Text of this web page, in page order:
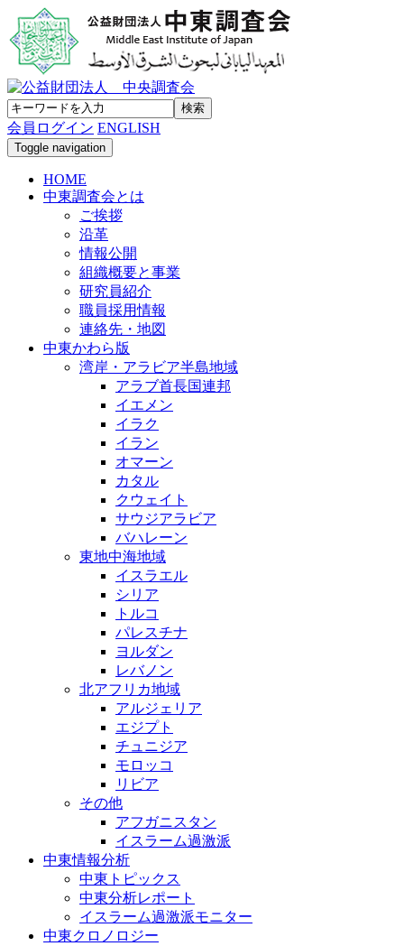
会員ログイン ENGLISH
Toggle navigation
HOME
中東調査会とは
ご挨拶
沿革
情報公開
組織概要と事業
研究員紹介
職員採用情報
連絡先・地図
中東かわら版
湾岸・アラビア半島地域
アラブ首長国連邦
イエメン
イラク
イラン
オマーン
カタル
クウェイト
サウジアラビア
バハレーン
東地中海地域
イスラエル
シリア
トルコ
パレスチナ
ヨルダン
レバノン
北アフリカ地域
アルジェリア
エジプト
チュニジア
モロッコ
リビア
その他
アフガニスタン
イスラーム過激派
中東情報分析
中東トピックス
中東分析レポート
イスラーム過激派モニター
中東クロノロジー